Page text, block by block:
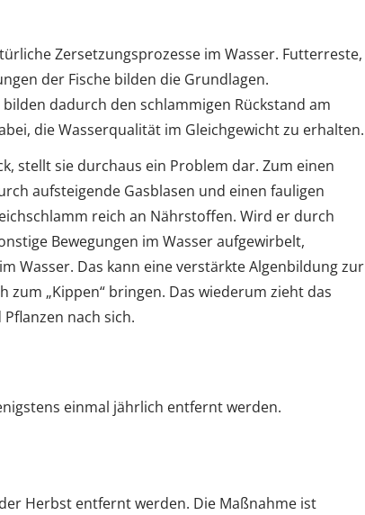
Zersetzungsprozesse im Wasser. Futterreste,
der Fische bilden die Grundlagen.
dadurch den schlammigen Rückstand am
die Wasserqualität im Gleichgewicht zu erhalten.
stellt sie durchaus ein Problem dar. Zum einen
aufsteigende Gasblasen und einen fauligen
reich an Nährstoffen. Wird er durch
Bewegungen im Wasser aufgewirbelt,
Wasser. Das kann eine verstärkte Algenbildung zur
zum „Kippen“ bringen. Das wiederum zieht das
nach sich.
einmal jährlich entfernt werden.
Herbst entfernt werden. Die Maßnahme ist